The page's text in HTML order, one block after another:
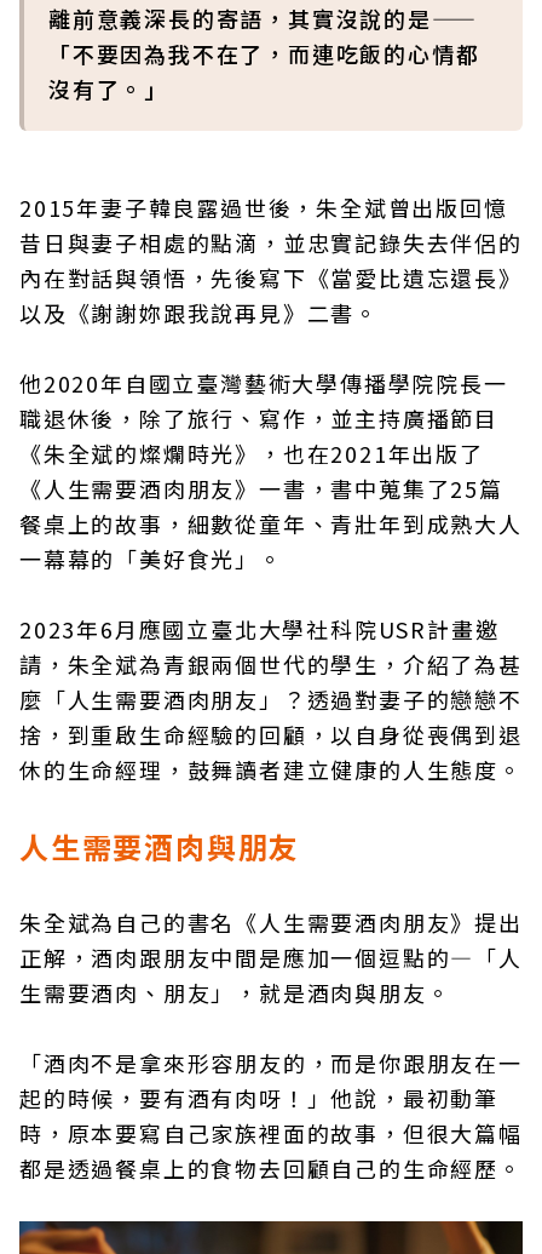
離前意義深長的寄語，其實沒說的是——
「不要因為我不在了，而連吃飯的心情都
沒有了。」
2015年妻子韓良露過世後，朱全斌曾出版回憶
昔日與妻子相處的點滴，並忠實記錄失去伴侶的
內在對話與領悟，先後寫下《當愛比遺忘還長》
以及《謝謝妳跟我說再見》二書。
他2020年自國立臺灣藝術大學傳播學院院長一
職退休後，除了旅行、寫作，並主持廣播節目
《朱全斌的燦爛時光》，也在2021年出版了
《人生需要酒肉朋友》一書，書中蒐集了25篇
餐桌上的故事，細數從童年、青壯年到成熟大人
一幕幕的「美好食光」。
2023年6月應國立臺北大學社科院USR計畫邀
請，朱全斌為青銀兩個世代的學生，介紹了為甚
麼「人生需要酒肉朋友」？透過對妻子的戀戀不
捨，到重啟生命經驗的回顧，以自身從喪偶到退
休的生命經理，鼓舞讀者建立健康的人生態度。
人生需要酒肉與朋友
朱全斌為自己的書名《人生需要酒肉朋友》提出
正解，酒肉跟朋友中間是應加一個逗點的—「人
生需要酒肉、朋友」，就是酒肉與朋友。
「酒肉不是拿來形容朋友的，而是你跟朋友在一
起的時候，要有酒有肉呀！」他說，最初動筆
時，原本要寫自己家族裡面的故事，但很大篇幅
都是透過餐桌上的食物去回顧自己的生命經歷。